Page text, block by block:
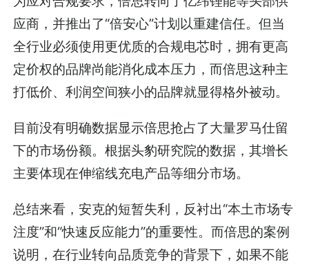
应商，并推出了“倍安心”计划以重建信任。但当
全行业必须使用更优质的合规电芯时，拥有更高
定价权的品牌尚能消化成本压力，而倍思这种主
打低价、利润空间狭小的品牌就显得格外被动。
目前没有明确数据显示倍思抢占了大量罗马仕留
下的市场份额。根据头豹研究院的数据，其增长
主要体现在伸缩线充电产品等细分市场。
总结来看，安克的短暂失利，反衬出“本土市场专
注度”和“快速反应能力”的重要性。而倍思的案例
说明，在行业转向品质竞争的背景下，如果不能